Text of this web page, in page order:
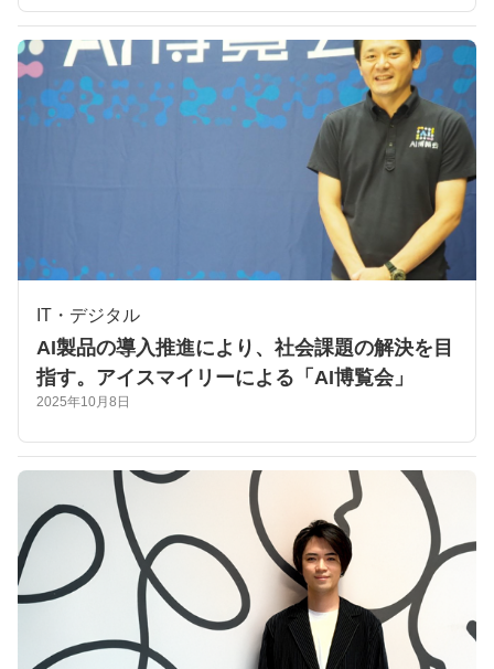
IT・デジタル
AI製品の導入推進により、社会課題の解決を目
指す。アイスマイリーによる「AI博覧会」
2025年10月8日